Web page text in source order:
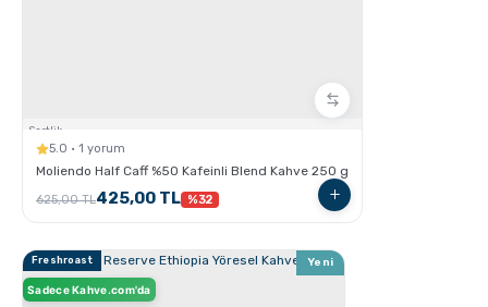
French Press ile Kahve Nasıl Yapılır?
Sertlik:
5.0 · 1 yorum
Moliendo Half Caff %50 Kafeinli Blend Kahve 250 g
625,00 TL425,00 TL %32
Freshroast Yeni
Sadece Kahve.com'da